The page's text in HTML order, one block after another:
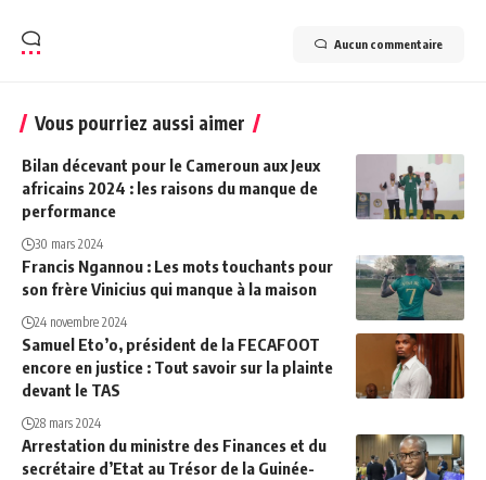
Aucun commentaire
Vous pourriez aussi aimer
Bilan décevant pour le Cameroun aux Jeux
africains 2024 : les raisons du manque de
performance
30 mars 2024
Francis Ngannou : Les mots touchants pour
son frère Vinicius qui manque à la maison
24 novembre 2024
Samuel Eto’o, président de la FECAFOOT
encore en justice : Tout savoir sur la plainte
devant le TAS
28 mars 2024
Arrestation du ministre des Finances et du
secrétaire d’Etat au Trésor de la Guinée-